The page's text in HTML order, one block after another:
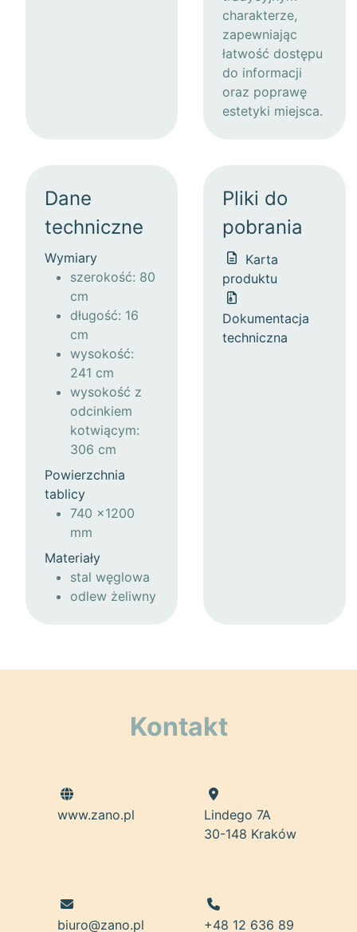
charakterze,
zapewniając
łatwość dostępu
do informacji
oraz poprawę
estetyki miejsca.
Dane
techniczne
Wymiary
szerokość: 80
cm
długość: 16
cm
wysokość:
241 cm
wysokość z
odcinkiem
kotwiącym:
306 cm
Powierzchnia
tablicy
740 x1200
mm
Materiały
stal węglowa
odlew żeliwny
Pliki do
pobrania
Karta
produktu
Dokumentacja
techniczna
Kontakt
www.zano.pl
Lindego 7A
30-148 Kraków
biuro@zano.pl +48 12 636 89